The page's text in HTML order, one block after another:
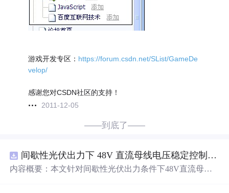
游戏开发专区： https://forum.csdn.net/SList/GameDe
velop/
感谢您对CSDN社区的支持！
2011-12-05
——到底了——
间歇性光伏出力下 48V 直流母线电压稳定控制及储能双向充放电闭环调控体系研究（Simulink仿真实现）
内容概要：本文针对间歇性光伏出力条件下48V直流母线